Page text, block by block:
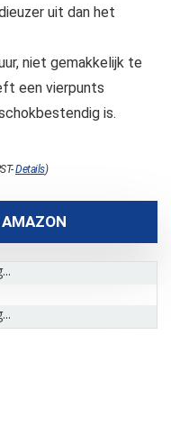
uit dan het
niet gemakkelijk te
een vierpunts
is.
Details)